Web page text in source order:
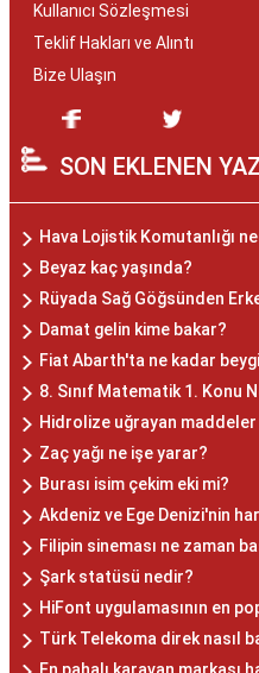
Kullanıcı Sözleşmesi
Teklif Hakları ve Alıntı
Bize Ulaşın
SON EKLENEN
Hava Lojistik Komutanlığı
Beyaz kaç yaşında?
Rüyada Sağ Göğsünden
Damat gelin kime bakar?
Fiat Abarth'ta ne kadar
8. Sınıf Matematik 1. Konu
Hidrolize uğrayan
Zaç yağı ne işe yarar?
Burası isim çekim eki mi?
Akdeniz ve Ege Denizi'nin
Filipin sineması ne zaman
Şark statüsü nedir?
HiFont uygulamasının en
Türk Telekoma direk nasıl